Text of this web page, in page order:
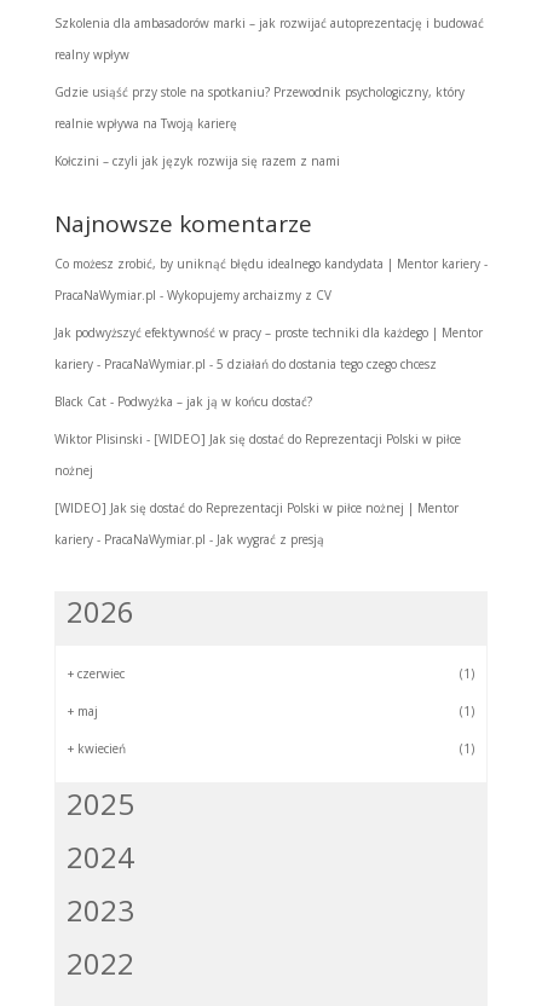
Szkolenia dla ambasadorów marki – jak rozwijać autoprezentację i budować
realny wpływ
Gdzie usiąść przy stole na spotkaniu? Przewodnik psychologiczny, który
realnie wpływa na Twoją karierę
Kołczini – czyli jak język rozwija się razem z nami
Najnowsze komentarze
Co możesz zrobić, by uniknąć błędu idealnego kandydata | Mentor kariery -
PracaNaWymiar.pl - Wykopujemy archaizmy z CV
Jak podwyższyć efektywność w pracy – proste techniki dla każdego | Mentor
kariery - PracaNaWymiar.pl - 5 działań do dostania tego czego chcesz
Black Cat- Podwyżka – jak ją w końcu dostać?
Wiktor Plisinski - [WIDEO] Jak się dostać do Reprezentacji Polski w piłce
nożnej
[WIDEO] Jak się dostać do Reprezentacji Polski w piłce nożnej | Mentor
kariery - PracaNaWymiar.pl - Jak wygrać z presją
2026
+ czerwiec (1)
+ maj (1)
+ kwiecień (1)
2025
2024
2023
2022